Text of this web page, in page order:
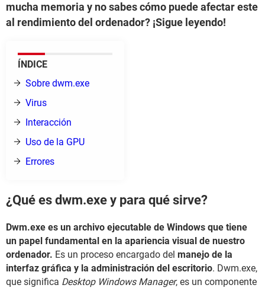
mucha memoria y no sabes cómo puede afectar este
al rendimiento del ordenador? ¡Sigue leyendo!
ÍNDICE
Sobre dwm.exe
Virus
Interacción
Uso de la GPU
Errores
¿Qué es dwm.exe y para qué sirve?
Dwm.exe es un archivo ejecutable de Windows que tiene
un papel fundamental en la apariencia visual de nuestro
ordenador. Es un proceso encargado del manejo de la
interfaz gráfica y la administración del escritorio. Dwm.exe,
que significa Desktop Windows Manager, es un componente